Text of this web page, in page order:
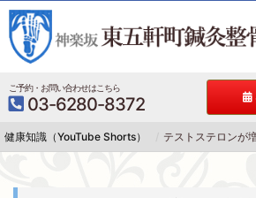
ご予約・お問い合わせはこちら
03-6280-8372
健康知識（YouTube Shorts） テストステロンが